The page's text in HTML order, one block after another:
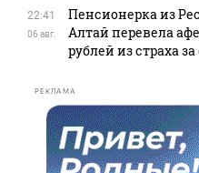
22:41
06 авг.
Пенсионерка из
Алтай перевела
рублей из страха
РЕКЛАМА